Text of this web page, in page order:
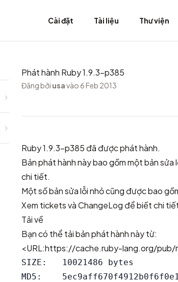
Cài đặt Tài liệu Thư viện
Phát hành Ruby 1.9.3-p385
Đăng bởi usavào 6 Feb 2013
Ruby 1.9.3-p385 đã được phát hành.
Bản phát hành này bao gồm một bản sửa
chi tiết.
Một số bản sửa lỗi nhỏ cũng được bao
Xem ticketsvàChangeLog để biết chi
Tải về
Bạn có thể tải bản phát hành này từ:
<URL:https://cache.ruby-lang.org/
SIZE:   10021486 bytes
MD5: